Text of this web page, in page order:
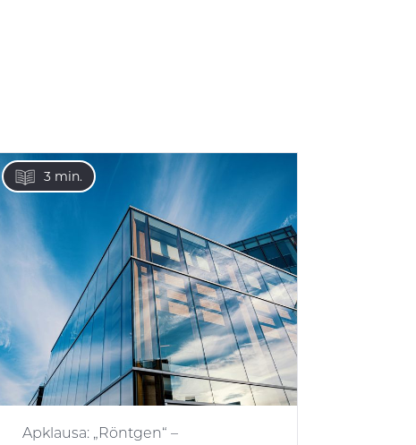
3 min.
Apklausa: „Röntgen“ –